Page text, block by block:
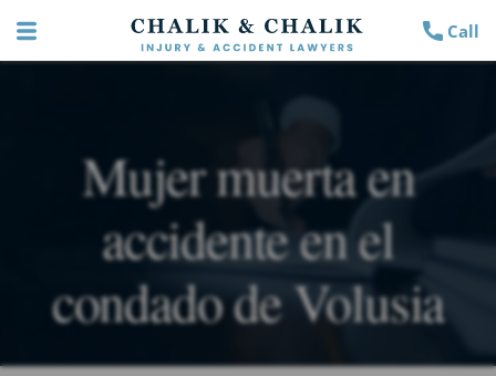
Call
Mujer muerta en
accidente en el
condado de Volusia